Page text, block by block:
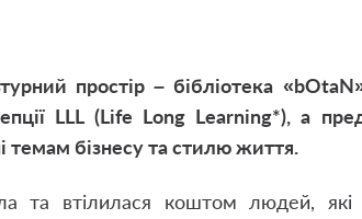
простір – бібліотека
LLL (Life Long Learning*), а
темам бізнесу та стилю життя.
та втілилася коштом людей,